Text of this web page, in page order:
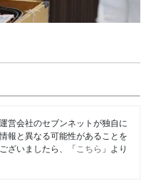
営会社のセブンネットが独自に
報と異なる可能性があることを
ざいましたら、「 こちら 」より